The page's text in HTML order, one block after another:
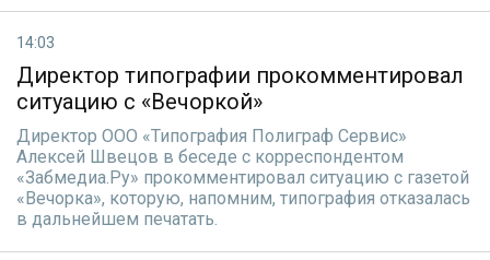
14:03
Директор типографии прокомментировал
ситуацию с «Вечоркой»
Директор ООО «Типография Полиграф Сервис»
Алексей Швецов в беседе с корреспондентом
«Забмедиа.Ру» прокомментировал ситуацию с газетой
«Вечорка», которую, напомним, типография отказалась
в дальнейшем печатать.